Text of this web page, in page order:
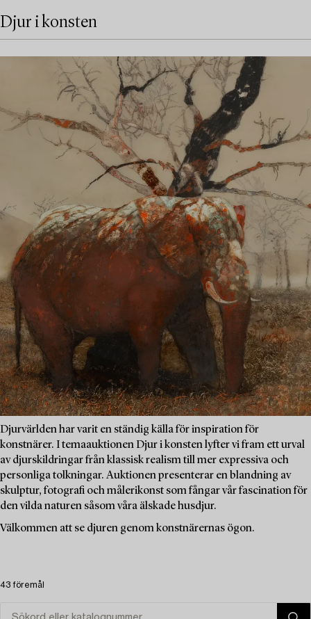
Djur i konsten
Djurvärlden har varit en ständig källa för inspiration för
konstnärer. I temaauktionen Djur i konsten lyfter vi fram ett urval
av djurskildringar från klassisk realism till mer expressiva och
personliga tolkningar. Auktionen presenterar en blandning av
skulptur, fotografi och målerikonst som fångar vår fascination för
den vilda naturen såsom våra älskade husdjur.
Välkommen att se djuren genom konstnärernas ögon.
43 föremål